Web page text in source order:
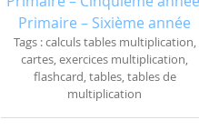
Primaire – Sixième année
Tags : calculs tables multiplication,
cartes, exercices multiplication,
flashcard, tables, tables de
multiplication